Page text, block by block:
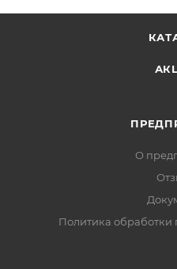
О
Политика обработки